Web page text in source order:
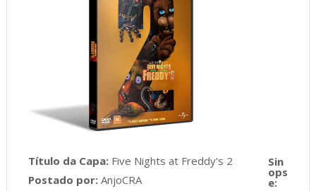
Título da Capa:Five Nights at Freddy's 2
Postado por:AnjoCRA